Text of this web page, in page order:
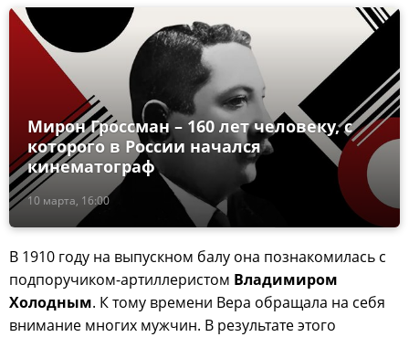
10 марта, 16:00
Мирон Гроссман – 160 лет человеку, с
которого в России начался
кинематограф
В 1910 году на выпускном балу она познакомилась с
подпоручиком-артиллеристом Владимиром
Холодным. К тому времени Вера обращала на себя
внимание многих мужчин. В результате этого